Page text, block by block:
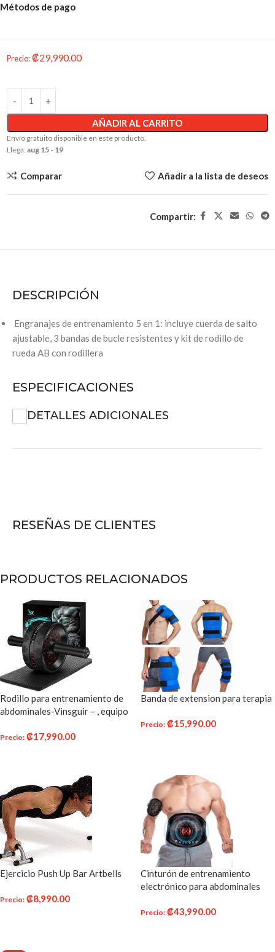
Métodos de pago
Precio:₡29,990.00
AÑADIR AL CARRITO
Envío gratuito disponible en este producto.
Llega: aug 15 - 19
Comparar Añadir a la lista de deseos
Compartir:
DESCRIPCIÓN
Engranajes de entrenamiento 5 en 1: incluye cuerda de salto
ajustable, 3 bandas de bucle resistentes y kit de rodillo de
rueda AB con rodillera
ESPECIFICACIONES
DETALLES ADICIONALES
RESEÑAS DE CLIENTES
PRODUCTOS RELACIONADOS
Rodillo para entrenamiento de
abdominales-Vinsguir – , equipo
para entrenamiento de núcleo,
entrenamiento para ejercicios
abdominales
Precio: ₡17,990.00
Banda de extension para terapia
Precio: ₡15,990.00
Ejercicio Push Up Bar Artbells
Precio: ₡8,990.00
Cinturón de entrenamiento
electrónico para abdominales
Precio: ₡43,990.00